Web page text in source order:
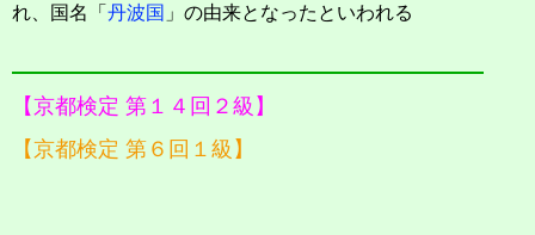
れ、国名「 丹波国 」の由来となったといわれる
【京都検定 第１４回２級】
【京都検定 第６回１級】